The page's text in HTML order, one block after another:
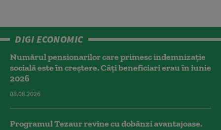
DIGI ECONOMIC
Numărul pensionarilor care primesc indemnizaţie
socială este în creștere. Câți beneficiari erau în iunie
2026
08.08.2026
Programul Tezaur revine cu dobânzi avantajoase.